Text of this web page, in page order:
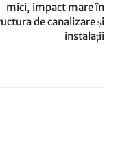
mici, impact mare în
de canalizare și
instalații